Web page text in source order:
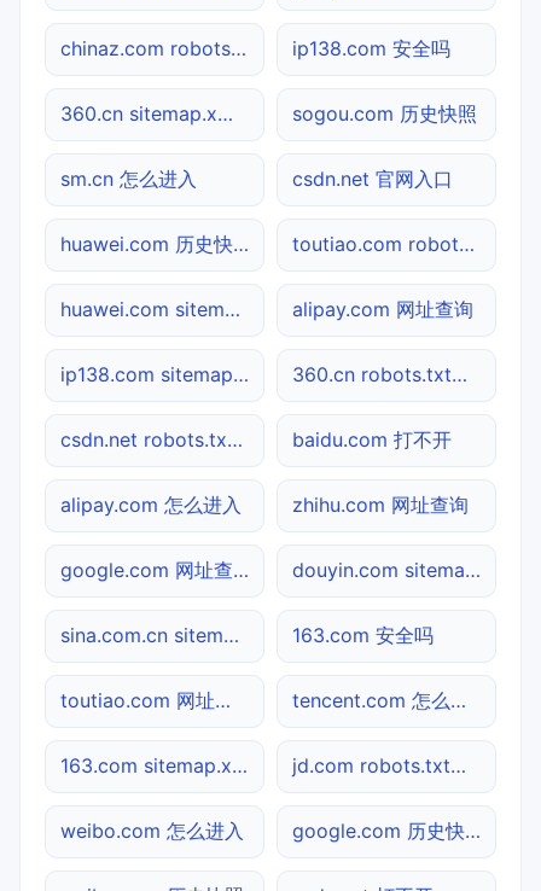
chinaz.com robots.txt检测 ip138.com 安全吗
360.cn sitemap.xml检测 sogou.com 历史快照
sm.cn 怎么进入 csdn.net 官网入口
huawei.com 历史快照 toutiao.com robots.txt检测
huawei.com sitemap.xml检测 alipay.com 网址查询
ip138.com sitemap.xml检测 360.cn robots.txt检测
csdn.net robots.txt检测 baidu.com 打不开
alipay.com 怎么进入 zhihu.com 网址查询
google.com 网址查询 douyin.com sitemap.xml检测
sina.com.cn sitemap.xml检测 163.com 安全吗
toutiao.com 网址查询 tencent.com 怎么进入
163.com sitemap.xml检测 jd.com robots.txt检测
weibo.com 怎么进入 google.com 历史快照